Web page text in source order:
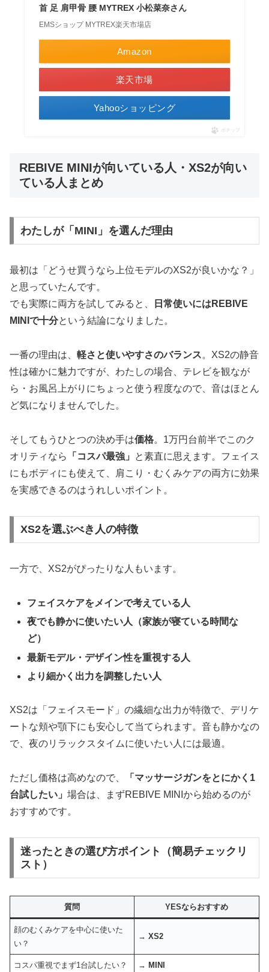
首 足 肩甲骨 腰 MYTREX 小松菜奈さん
EMSショップ MYTREX楽天市場店
Amazon
楽天市場
Yahooショッピング
ポチップ
REBIVE MINIが向いている人・XS2が向い
ている人まとめ
わたしが「MINI」を選んだ理由
最初は「どうせ買うなら上位モデルのXS2が良いかな？」
と思っていたんです。
でも実際に両方を試してみると、
日常使いにはREBIVE
MINIで十分という結論になりました。
一番の理由は、 軽さと使いやすさのバランス。XS2の静音
性は確かに魅力ですが、わたしの場合、テレビを観なが
ら・お風呂上がりにちょっと使う程度なので、音はほとん
ど気になりませんでした。
そしてもうひとつの決め手は価格。1万円台前半でこのク
オリティなら
「コスパ最強」
と素直に思えます。フェイス
にもボディにも使えて、肩こり・むくみケアの両方に効果
を実感できるのはうれしいポイント。
XS2を選ぶべき人の特徴
一方で、XS2がぴったりな人もいます。
フェイスケアをメインで考えている人
夜でも静かに使いたい人（家族が寝ている時間な
ど）
最新モデル・デザイン性を重視する人
より細かく出力を調整したい人
XS2は「フェイスモード」の繊細な出力が特徴で、デリケ
ートな頬や顎下にも安心して当てられます。音も静かなの
で、夜のリラックスタイムに使いたい人には最適。
ただし価格は高めなので、
「マッサージガンをとにかく1
台試したい」 場合は、まずREBIVE MINIから始めるのが
おすすめです。
迷ったときの選び方ポイント（簡易チェックリ
スト）
質問 YESならおすすめ
顔のむくみケアを中心に使いた
い？
→XS2
コスパ重視でまず1台試したい？ → MINI